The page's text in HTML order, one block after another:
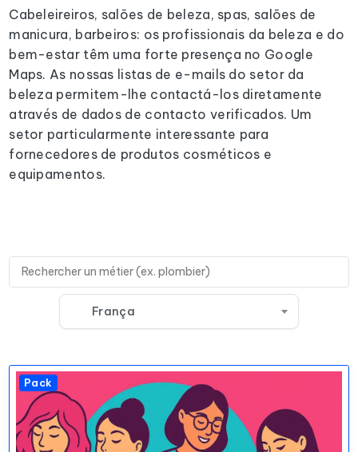
Cabeleireiros, salões de beleza, spas, salões de
manicura, barbeiros: os profissionais da beleza e do
bem-estar têm uma forte presença no Google
Maps. As nossas listas de e-mails do setor da
beleza permitem-lhe contactá-los diretamente
através de dados de contacto verificados. Um
setor particularmente interessante para
fornecedores de produtos cosméticos e
equipamentos.
França
Pack